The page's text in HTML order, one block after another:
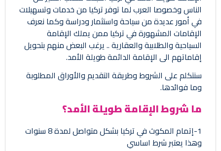
الناس وخصوصا العرب لما توفر تركيا من خدمات وتسهيلات
في أمور عديدة من سياحة واستثمار ودراسة وكما نعرف
الإقامات المشهورة في تركيا ممن يملك الإقامة
السياحية والطلابية والعقارية .. يرغب البعض منهم بتحويل
إقاماتهم الى الإقامة الدائمة طويلة الأمد.
سنتكلم على الشروط وطريقة التقديم والأوراق المطلوبة
وما فوائدها.
ما شروط الإقامة طويلة الأمد؟
1-إتمام المكوث في تركيا بشكل متواصل لمدة 8 سنوات
وهذا يعتبر شرط اساسي